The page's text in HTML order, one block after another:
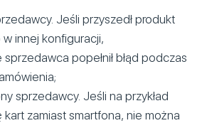
Jeśli przyszedł produkt
innej konfiguracji,
popełnił błąd podczas
sprzedawcy. Jeśli na przykład
kart zamiast smartfona, nie można